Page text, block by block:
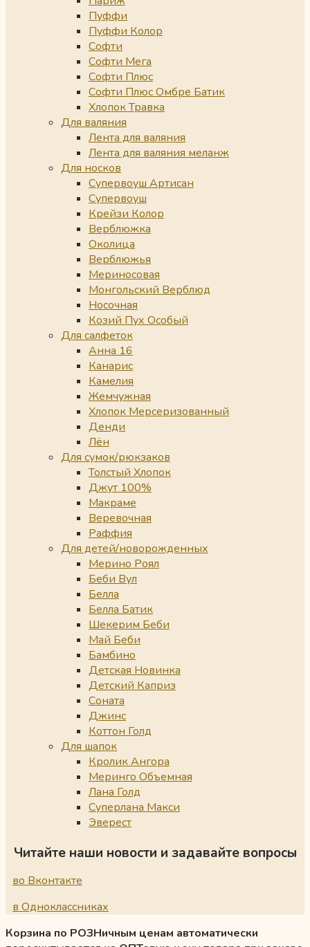
Пуффи
Пуффи Колор
Софти
Софти Мега
Софти Плюс
Софти Плюс Омбре Батик
Хлопок Травка
Для валяния
Лента для валяния
Лента для валяния меланж
Для носков
Супервоуш Артисан
Супервоуш
Крейзи Колор
Верблюжка
Околица
Верблюжья
Мериносовая
Монгольский Верблюд
Носочная
Козий Пух Особый
Для салфеток
Анна 16
Канарис
Камелия
Жемчужная
Хлопок Мерсеризованный
Денди
Лён
Для сумок/рюкзаков
Толстый Хлопок
Джут 100%
Макраме
Веревочная
Раффия
Для детей/новорожденных
Мерино Роял
Беби Вул
Белла
Белла Батик
Шекерим Беби
Май Беби
Бамбино
Детская Новинка
Детский Каприз
Соната
Джинс
Коттон Голд
Для шапок
Кролик Ангора
Меринго Объемная
Лана Голд
Суперлана Макси
Эверест
Читайте наши новости и задавайте вопросы
во Вконтакте
в Одноклассниках
Корзина по РОЗНичным ценам автоматически